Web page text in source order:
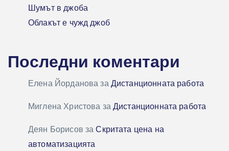
Шумът в джоба
Облакът е чужд джоб
Последни коментари
Елена ЙордановазаДистанционната работа
Миглена Христова заДистанционната работа
Деян Борисов заСкритата цена на
автоматизацията